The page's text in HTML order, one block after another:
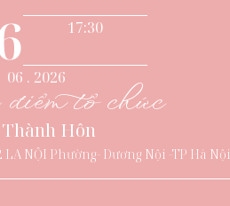
17:30
06 . 2026
tổ chức
Hôn
LA NỘI Phường- Dương Nội -TP Hà Nội